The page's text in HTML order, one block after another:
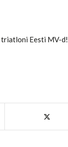
triatloni Eesti MV-d!